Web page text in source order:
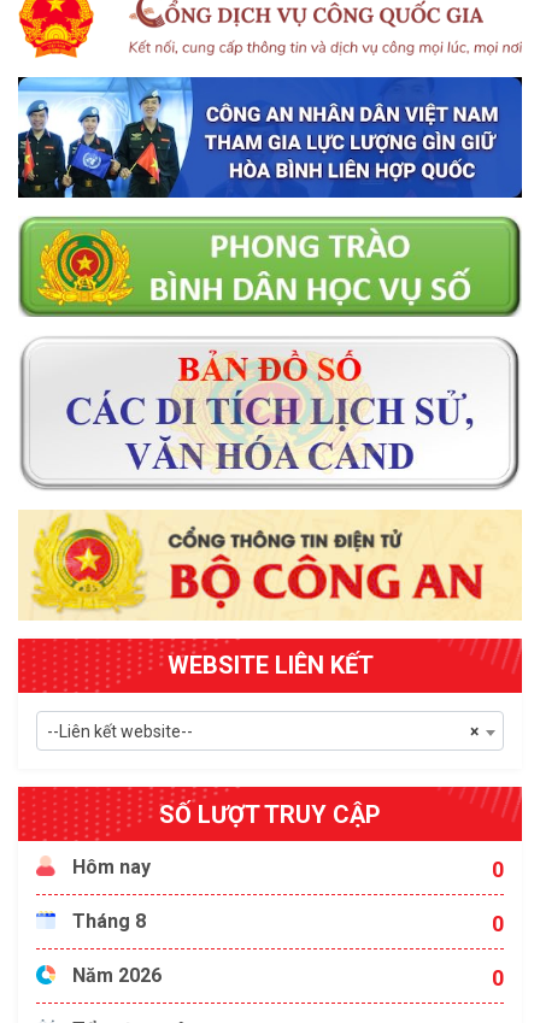
WEBSITE LIÊN KẾT
×
--Liên kết website--
SỐ LƯỢT TRUY CẬP
Hôm nay 0
Tháng 8 0
Năm 2026 0